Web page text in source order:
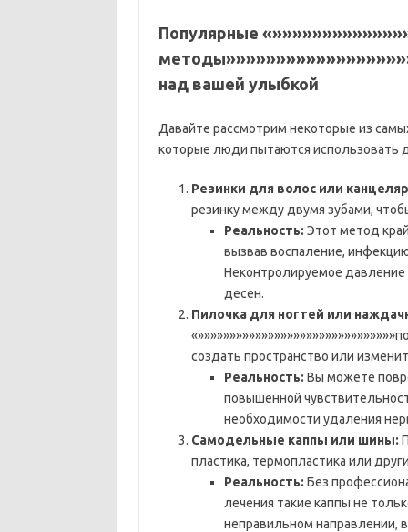
Популярные
над вашей улыбкой
Давайте рассмотрим некоторые из
которые люди пытаются использовать
Резинки для волос или
резинку между двумя зубами,
Реальность: Этот метод
вызвав воспаление,
Неконтролируемое
десен.
Пилочка для ногтей или
создать пространство или
Реальность: Вы можете
повышенной
необходимости удаления
Самодельные каппы или шины:
пластика, термопластика или
Реальность: Без
лечения такие каппы не
неправильном направлении,